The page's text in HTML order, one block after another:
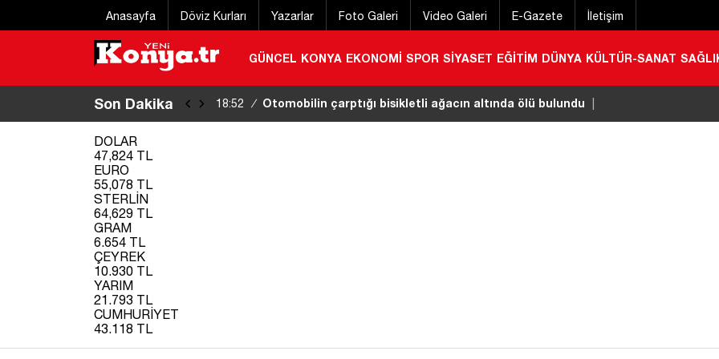
Anasayfa Döviz Kurları Yazarlar Foto Galeri Video Galeri E-Gazete İletişim
GÜNCEL KONYA EKONOMİ SPOR SİYASET EĞİTİM DÜNYA KÜLTÜR-SANAT
Son Dakika 18:52 / Otomobilin çarptığı bisikletli ağacın altında ölü bulundu
DOLAR
47,824 TL
EURO
55,078 TL
STERLİN
64,629 TL
GRAM
6.654 TL
ÇEYREK
10.930 TL
YARIM
21.793 TL
CUMHURİYET
43.118 TL